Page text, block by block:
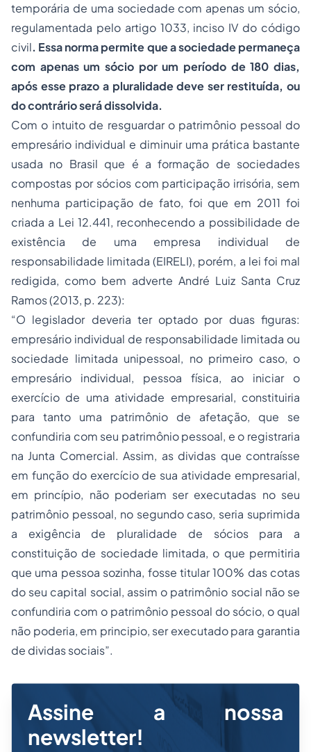
temporária de uma sociedade com apenas um sócio,
regulamentada pelo artigo 1033, inciso IV do código
civil. Essa norma permite que a sociedade permaneça
com apenas um sócio por um período de 180 dias,
após esse prazo a pluralidade deve ser restituída, ou
do contrário será dissolvida.
Com o intuito de resguardar o patrimônio pessoal do
empresário individual e diminuir uma prática bastante
usada no Brasil que é a formação de sociedades
compostas por sócios com participação irrisória, sem
nenhuma participação de fato, foi que em 2011 foi
criada a Lei 12.441, reconhecendo a possibilidade de
existência de uma empresa individual de
responsabilidade limitada (EIRELI), porém, a lei foi mal
redigida, como bem adverte André Luiz Santa Cruz
Ramos (2013, p. 223):
“O legislador deveria ter optado por duas figuras:
empresário individual de responsabilidade limitada ou
sociedade limitada unipessoal, no primeiro caso, o
empresário individual, pessoa física, ao iniciar o
exercício de uma atividade empresarial, constituiria
para tanto uma patrimônio de afetação, que se
confundiria com seu patrimônio pessoal, e o registraria
na Junta Comercial. Assim, as dividas que contraísse
em função do exercício de sua atividade empresarial,
em princípio, não poderiam ser executadas no seu
patrimônio pessoal, no segundo caso, seria suprimida
a exigência de pluralidade de sócios para a
constituição de sociedade limitada, o que permitiria
que uma pessoa sozinha, fosse titular 100% das cotas
do seu capital social, assim o patrimônio social não se
confundiria com o patrimônio pessoal do sócio, o qual
não poderia, em principio, ser executado para garantia
de dividas sociais”.
Assine a nossa
newsletter!